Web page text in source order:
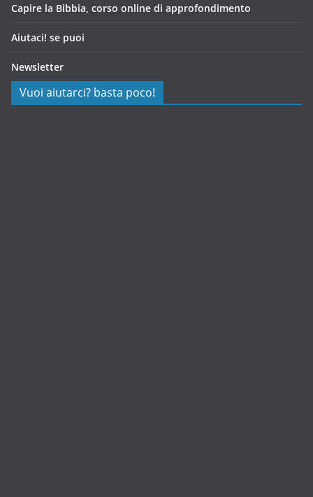
Capire la Bibbia, corso online di approfondimento
Aiutaci! se puoi
Newsletter
Vuoi aiutarci? basta poco!